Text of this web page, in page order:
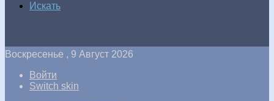
Искать
Воскресенье , 9 Август 2026
Войти
Switch skin